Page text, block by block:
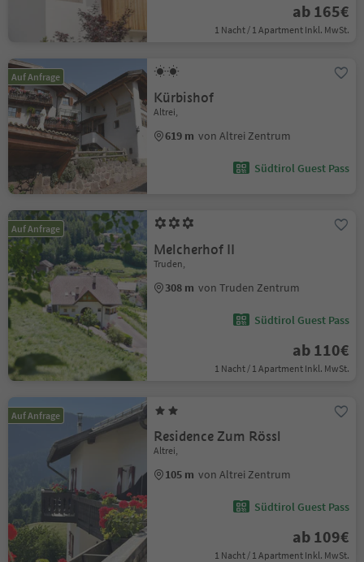
ab 165€
1 Nacht / 1 Apartment Inkl. MwSt.
Auf Anfrage
Kürbishof
Altrei,
619 m von Altrei Zentrum
Südtirol Guest Pass
Auf Anfrage
Melcherhof II
Truden,
308 m von Truden Zentrum
Südtirol Guest Pass
ab 110€
1 Nacht / 1 Apartment Inkl. MwSt.
Auf Anfrage
Residence Zum Rössl
Altrei,
105 m von Altrei Zentrum
Südtirol Guest Pass
ab 109€
1 Nacht / 1 Apartment Inkl. MwSt.